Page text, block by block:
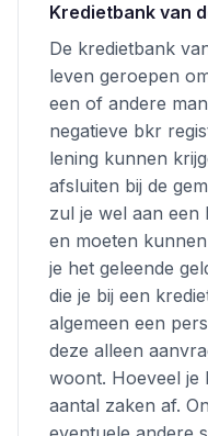
Kredietbank van
De kredietbank
leven geroepen
een of andere
negatieve bkr
lening kunnen
afsluiten bij de
zul je wel aan een
en moeten
je het geleende
die je bij een
algemeen een
deze alleen
woont. Hoeveel je
aantal zaken af.